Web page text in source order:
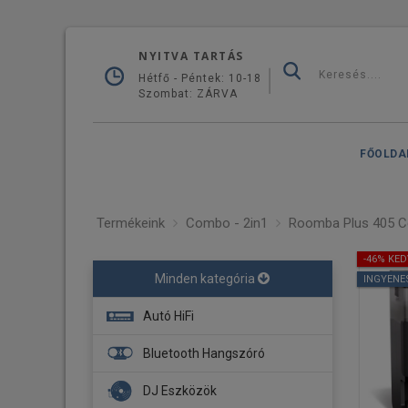
NYITVA TARTÁS
Hétfő - Péntek: 10-18
Szombat: ZÁRVA
Termékeink Combo - 2in1 Roomba Plus 405
Minden kategória
Autó HiFi
Fejegység
Erősítő
Bluetooth Hangszóró
DJ Eszközök
-46%